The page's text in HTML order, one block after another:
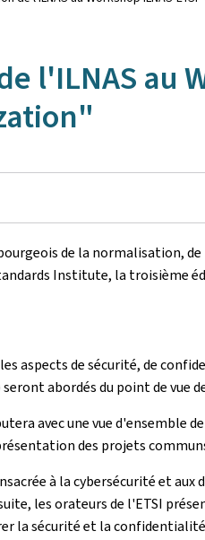
l'ILNAS au
de la normalisation,
Institute, la troisième
aspects de sécurité, de
abordés du point de
avec une vue d'ensemble
des projets
à la cybersécurité et
les orateurs de l'ETSI
la sécurité et la